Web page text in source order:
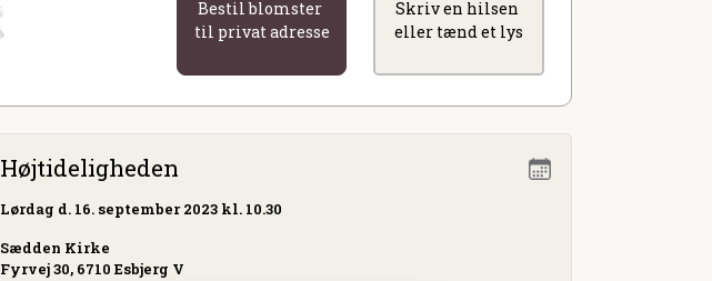
Bestil blomster
til privat adresse
Skriv en hilsen
eller tænd et lys
Højtideligheden
Lørdag d. 16. september 2023 kl. 10.30
Sædden Kirke
Fyrvej 30, 6710 Esbjerg V